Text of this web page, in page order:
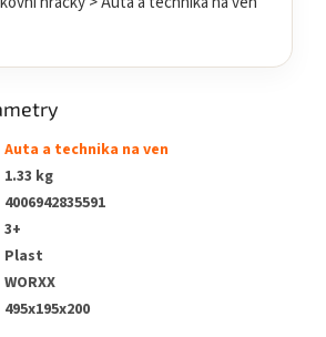
Auta a technika na ven
1.33 kg
4006942835591
3+
Plast
WORXX
495x195x200